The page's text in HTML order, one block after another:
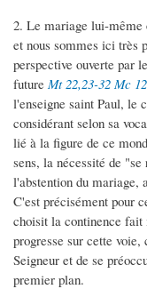
2. Le mariage lui-même
et nous sommes ici très
perspective ouverte par
future Mt 22,23-32 Mc
l'enseigne saint Paul, le
considérant selon sa
lié à la figure de ce
sens, la nécessité de
l'abstention du mariage,
C'est précisément pour
choisit la continence fait
progresse sur cette
Seigneur et de se
premier plan.